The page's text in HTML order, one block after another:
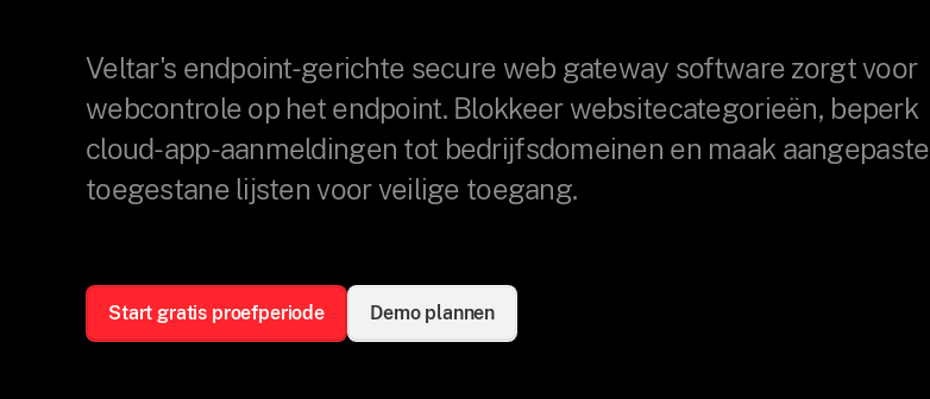
Veltar's endpoint-gerichte secure web gateway software zorgt voor
webcontrole op het endpoint. Blokkeer websitecategorieën, beperk
cloud-app-aanmeldingen tot bedrijfsdomeinen en maak aangepaste
toegestane lijsten voor veilige toegang.
Start gratis proefperiode Demo plannen